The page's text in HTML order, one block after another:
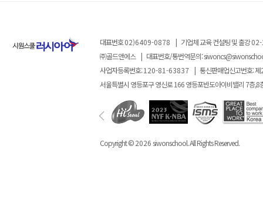
대표번호02)6409-0878 | 기업체 교육 컨설팅 및 출강
㈜골드앤에스 | 대표번호/통번역문의:
사업자등록번호:120-81-63837 | 통신판매업신고번호: 제
서울특별시 영등포구 영신로 166 영등포반도아이비밸리 7층,8
Copyright ©2026siwonschool. All Rights Reserved.